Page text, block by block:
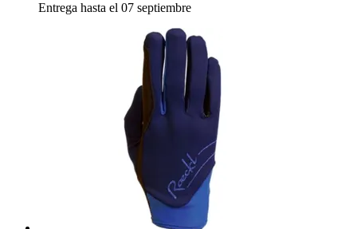
Entrega hasta el 07 septiembre